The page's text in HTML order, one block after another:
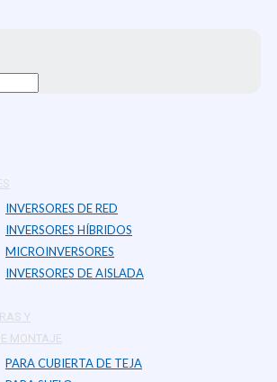
INVERSORES DE RED
INVERSORES HÍBRIDOS
MICROINVERSORES
INVERSORES DE AISLADA
Y
MONTAJE
PARA CUBIERTA DE TEJA